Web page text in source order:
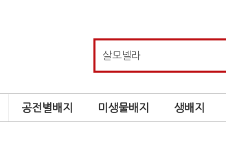
공전별배지 미생물배지 생배지